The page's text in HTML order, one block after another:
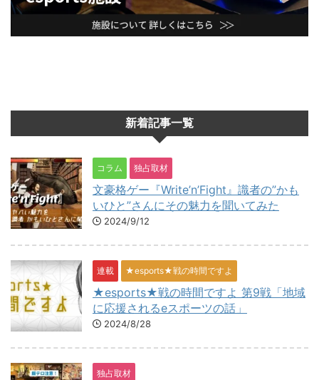
新着記事一覧
コラム 独占取材
文豪格ゲー『Write’n’Fight』識者の”かも
いひと”さんにその魅力を聞いてみた
2024/9/12
連載 ★esports★戦の時間ですよ
★esports★戦の時間ですよ 第9戦「地域
に応援されるeスポーツの話」
2024/8/28
独占取材